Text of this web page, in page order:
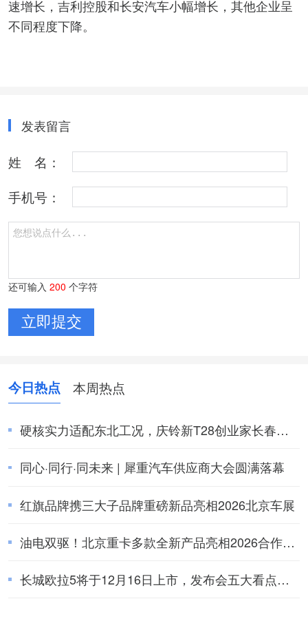
速增长，吉利控股和长安汽车小幅增长，其他企业呈
不同程度下降。
发表留言
姓 名：
手机号：
还可输入 200 个字符
今日热点 本周热点
硬核实力适配东北工况，庆铃新T28创业家长春上
市圆满收官
同心·同行·同未来 | 犀重汽车供应商大会圆满落幕
红旗品牌携三大子品牌重磅新品亮相2026北京车展
油电双驱！北京重卡多款全新产品亮相2026合作伙
伴大会
长城欧拉5将于12月16日上市，发布会五大看点提